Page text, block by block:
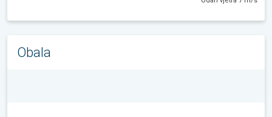
Obala